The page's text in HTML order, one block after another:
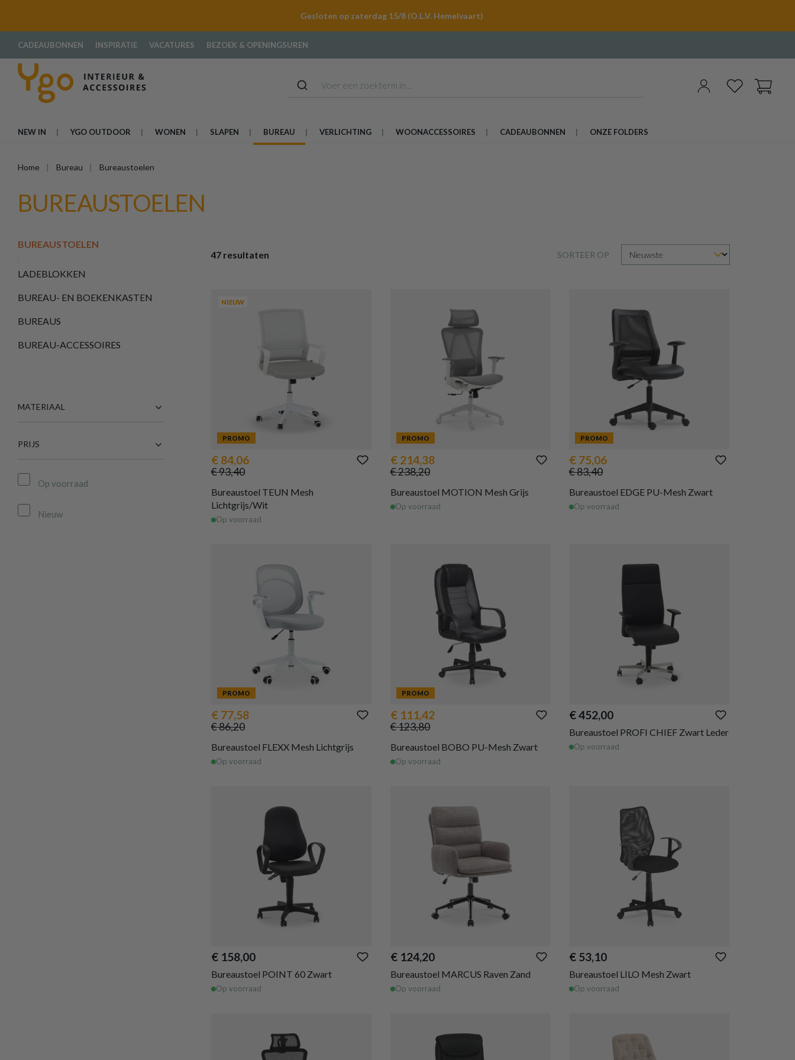
Gesloten op zaterdag 15/8 (O.L.V. Hemelvaart)
CADEAUBONNEN INSPIRATIE VACATURES BEZOEK & OPENINGSUREN
NEW IN YGO OUTDOOR WONEN SLAPEN BUREAU VERLICHTING WOONACCESSOIRES CADEAUBONNEN ONZE FOLDERS
Home Bureau Bureaustoelen
BUREAUSTOELEN
BUREAUSTOELEN
LADEBLOKKEN
BUREAU- EN BOEKENKASTEN
BUREAUS
BUREAU-ACCESSOIRES
MATERIAAL
PRIJS
Op voorraad
Nieuw
47 resultaten SORTEER OP
PROMO
NIEUW
€ 84,06
€ 93,40
Bureaustoel TEUN Mesh
Lichtgrijs/Wit
Op voorraad
PROMO
€ 214,38
€ 238,20
Bureaustoel MOTION Mesh Grijs
Op voorraad
PROMO
€ 75,06
€ 83,40
Bureaustoel EDGE PU-Mesh Zwart
Op voorraad
PROMO
€ 77,58
€ 86,20
Bureaustoel FLEXX Mesh Lichtgrijs
Op voorraad
PROMO
€ 111,42
€ 123,80
Bureaustoel BOBO PU-Mesh Zwart
Op voorraad
€ 452,00
Bureaustoel PROFI CHIEF Zwart Leder
Op voorraad
€ 158,00
Bureaustoel POINT 60 Zwart
Op voorraad
€ 124,20
Bureaustoel MARCUS Raven Zand
Op voorraad
€ 53,10
Bureaustoel LILO Mesh Zwart
Op voorraad